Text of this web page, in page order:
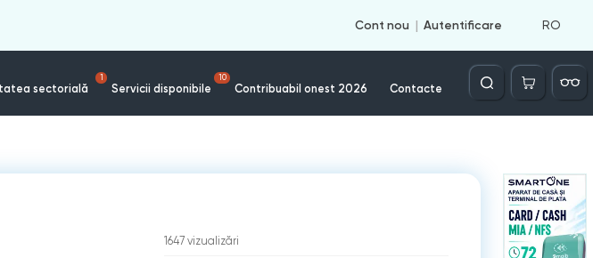
Cont nou Autentificare RO
sectorială
1
Servicii disponibile
10
Contribuabil onest 2026 Contacte
Căutare
1647 vizualizări